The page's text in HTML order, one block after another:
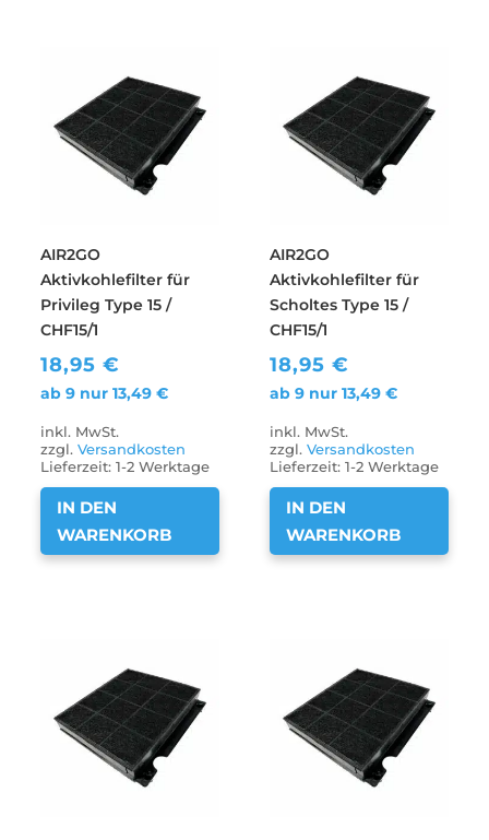
AIR2GO
Aktivkohlefilter für
Privileg Type 15 /
CHF15/1
18,95€
ab 9 nur13,49€
inkl. MwSt.
zzgl.Versandkosten
Lieferzeit:1-2 Werktage
IN DEN
WARENKORB
AIR2GO
Aktivkohlefilter für
Scholtes Type 15 /
CHF15/1
18,95€
ab 9 nur13,49€
inkl. MwSt.
zzgl.Versandkosten
Lieferzeit:1-2 Werktage
IN DEN
WARENKORB